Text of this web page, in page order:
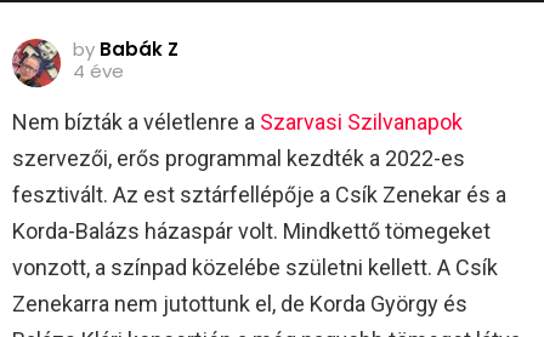
by Babák Z
4 éve
Nem bízták a véletlenre a Szarvasi Szilvanapok
szervezői, erős programmal kezdték a 2022-es
fesztivált. Az est sztárfellépője a Csík Zenekar és a
Korda-Balázs házaspár volt. Mindkettő tömegeket
vonzott, a színpad közelébe születni kellett. A Csík
Zenekarra nem jutottunk el, de Korda György és